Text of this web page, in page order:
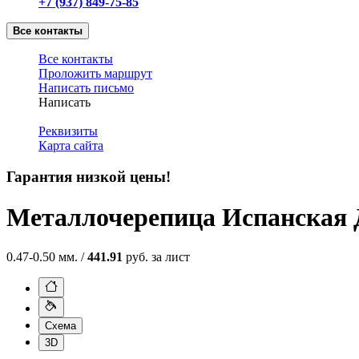
Все контакты
Все контакты
Проложить маршрут
Написать письмо
Написать
Реквизиты
Карта сайта
Гарантия низкой цены!
Металлочерепица
0.47-0.50 мм. /441.91 руб. за лист
Схема
3D